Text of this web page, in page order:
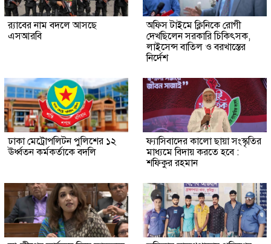
র‍্যাবের নাম বদলে আসছে
এসআরবি
অফিস টাইমে ক্লিনিকে রোগী
দেখছিলেন সরকারি চিকিৎসক,
লাইসেন্স বাতিল ও বরখাস্তের
নির্দেশ
ঢাকা মেট্রোপলিটন পুলিশের ১২
ঊর্ধ্বতন কর্মকর্তাকে বদলি
ফ্যাসিবাদের কালো ছায়া সংস্কৃতির
মাধ্যমে বিদায় করতে হবে :
শফিকুর রহমান